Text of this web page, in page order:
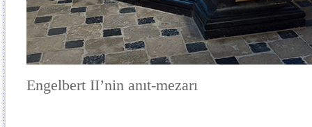
Engelbert II’nin anıt-mezarı